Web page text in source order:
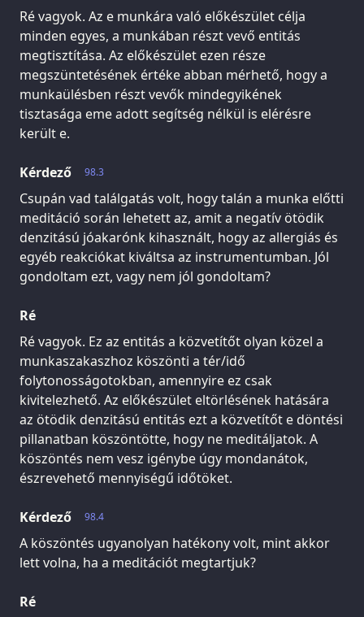
Ré vagyok. Az e munkára való előkészület célja
minden egyes, a munkában részt vevő entitás
megtisztítása. Az előkészület ezen része
megszüntetésének értéke abban mérhető, hogy a
munkaülésben részt vevők mindegyikének
tisztasága eme adott segítség nélkül is elérésre
került e.
98.3
Kérdező
Csupán vad találgatás volt, hogy talán a munka előtti
meditáció során lehetett az, amit a negatív ötödik
denzitású jóakarónk kihasznált, hogy az allergiás és
egyéb reakciókat kiváltsa az instrumentumban. Jól
gondoltam ezt, vagy nem jól gondoltam?
Ré
Ré vagyok. Ez az entitás a közvetítőt olyan közel a
munkaszakaszhoz köszönti a tér/idő
folytonosságotokban, amennyire ez csak
kivitelezhető. Az előkészület eltörlésének hatására
az ötödik denzitású entitás ezt a közvetítőt e döntési
pillanatban köszöntötte, hogy ne meditáljatok. A
köszöntés nem vesz igénybe úgy mondanátok,
észrevehető mennyiségű időtöket.
98.4
Kérdező
A köszöntés ugyanolyan hatékony volt, mint akkor
lett volna, ha a meditációt megtartjuk?
Ré